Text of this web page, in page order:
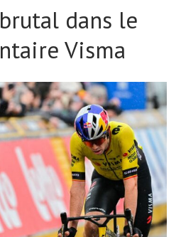
dans le
Visma